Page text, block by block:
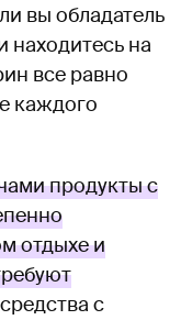
вы обладатель
на
все равно
каждого
продукты с
отдыхе и
с